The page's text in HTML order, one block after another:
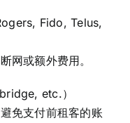
Fido, Telus,
网或额外费用。
etc.）
免支付前租客的账